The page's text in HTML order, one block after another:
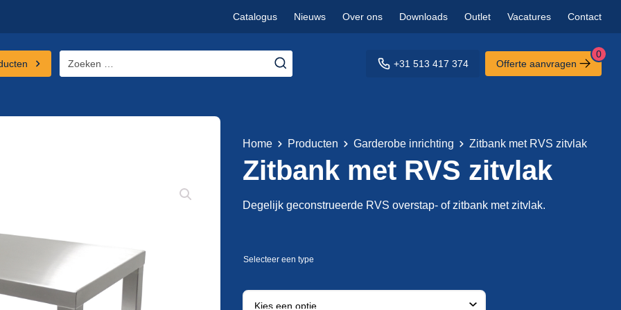
Catalogus Nieuws Over ons Downloads Outlet Vacatures Contact
naar:
+31 513 417 374 Offerte aanvragen
0
Home Producten Garderobe inrichting Zitbank met RVS zitvlak
Zitbank met RVS zitvlak
Degelijk geconstrueerde RVS overstap- of zitbank met zitvlak.